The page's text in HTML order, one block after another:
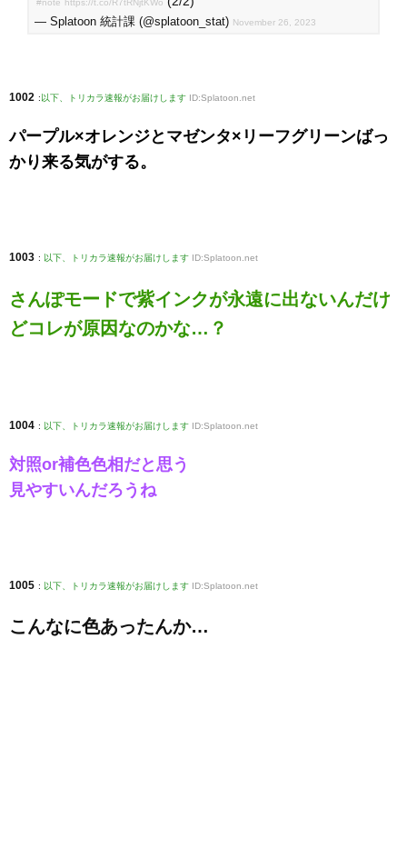
#note https://t.co/R7tRNjtKWo
— Splatoon 統計課 (@splatoon_stat) November 26, 2023
1002 :以下、トリカラ速報がお届けします ID:Splatoon.net
パープル×オレンジとマゼンタ×リーフグリーンばっ
かり来る気がする。
1003 : 以下、トリカラ速報がお届けします ID:Splatoon.net
さんぽモードで紫インクが永遠に出ないんだけ
どコレが原因なのかな…？
1004 : 以下、トリカラ速報がお届けします ID:Splatoon.net
対照or補色色相だと思う
見やすいんだろうね
1005 : 以下、トリカラ速報がお届けします ID:Splatoon.net
こんなに色あったんか…